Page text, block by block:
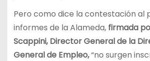
Pero como dice la contestación al
informes de la Alameda, firmada
Scappini, Director General de la
General de Empleo,“no surgen